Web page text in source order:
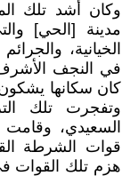
وكان أشد تلك
مدينة [الحي]
الخيانية،
في النجف
كان سكانها
وتفجرت تلك
السعيدي،
قوات الشرطة